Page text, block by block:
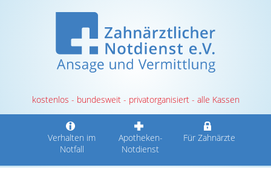
kostenlos - bundesweit - privatorganisiert - alle Kassen
Verhalten im
Notfall
Apotheken-
Notdienst
Für Zahnärzte